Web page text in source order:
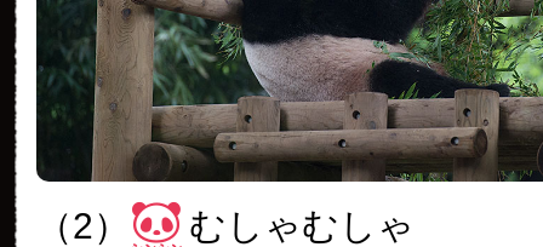
（2） むしゃむしゃ